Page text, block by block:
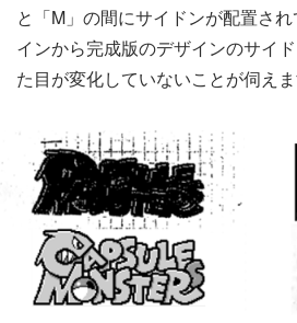
と「M」の間にサイドンが配置さ
インから完成版のデザインのサイ
た目が変化していないことが伺えま